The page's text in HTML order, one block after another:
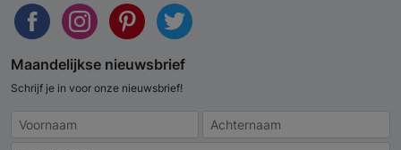
Maandelijkse nieuwsbrief
Schrijf je in voor onze nieuwsbrief!